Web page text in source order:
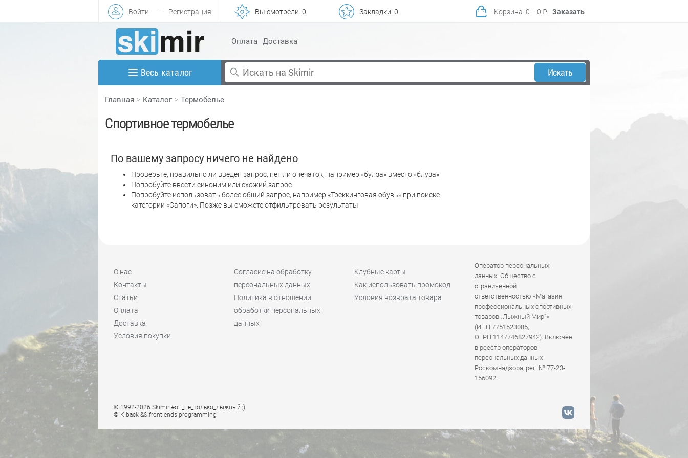
Войти — Регистрация Вы смотрели: 0 Закладки: 0 Корзина: 0 − 0 ₽ Заказать
Оплата Доставка
Весь каталог Искать
Главная Каталог Термобелье
Спортивное термобелье
По вашему запросу ничего не найдено
Проверьте, правильно ли введен запрос, нет ли опечаток, например «булза» вместо «блуза»
Попробуйте ввести синоним или схожий запрос
Попробуйте использовать более общий запрос, например «Треккинговая обувь» при поиске
категории «Сапоги». Позже вы сможете отфильтровать результаты.
О нас
Контакты
Статьи
Оплата
Доставка
Условия покупки
Согласие на обработку
персональных данных
Политика в отношении
обработки персональных
данных
Клубные карты
Как использовать промокод
Условия возврата товара
Оператор персональных
данных: Общество с
ограниченной
ответственностью «Магазин
профессиональных спортивных
товаров „Лыжный Мир“»
(ИНН 7751523085,
ОГРН 1147746827942). Включён
в реестр операторов
персональных данных
Роскомнадзора, рег. № 77-23-
156092.
© 1992-2026 Skimir #он_не_только_лыжный ;)
© K back && front ends programming